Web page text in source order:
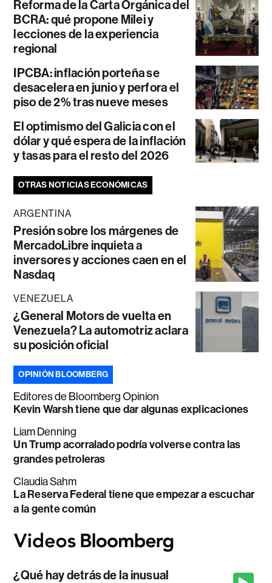
Reforma de la Carta Orgánica del
BCRA: qué propone Milei y
lecciones de la experiencia
regional
IPCBA: inflación porteña se
desacelera en junio y perfora el
piso de 2% tras nueve meses
El optimismo del Galicia con el
dólar y qué espera de la inflación
y tasas para el resto del 2026
OTRAS NOTICIAS ECONÓMICAS
ARGENTINA
Presión sobre los márgenes de
MercadoLibre inquieta a
inversores y acciones caen en el
Nasdaq
VENEZUELA
¿General Motors de vuelta en
Venezuela? La automotriz aclara
su posición oficial
OPINIÓN BLOOMBERG
Editores de Bloomberg Opinion
Kevin Warsh tiene que dar algunas explicaciones
Liam Denning
Un Trump acorralado podría volverse contra las
grandes petroleras
Claudia Sahm
La Reserva Federal tiene que empezar a escuchar
a la gente común
¿Qué hay detrás de la inusual